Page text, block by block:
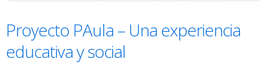
Proyecto PAula – Una experiencia
educativa y social